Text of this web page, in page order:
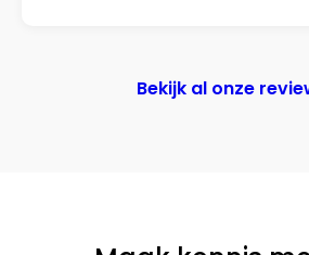
Bekijk al onze